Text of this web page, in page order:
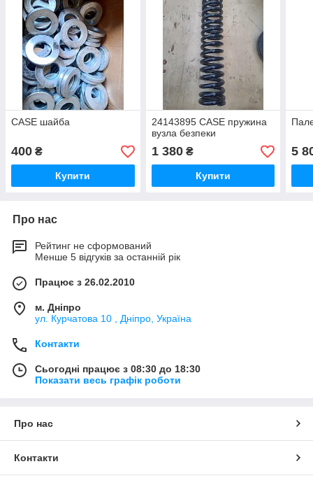
CASE шайба
400 ₴
Купити
24143895 CASE пружина
вузла безпеки
1 380₴
Купити
5
Про нас
Рейтинг не сформований
Менше 5 відгуків за останній рік
Працює з 26.02.2010
м. Дніпро
ул. Курчатова 10 , Дніпро, Україна
Контакти
Сьогодні працює з 08:30 до 18:30
Показати весь графік роботи
Про нас
Контакти